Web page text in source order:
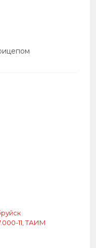
11, ТАИМ